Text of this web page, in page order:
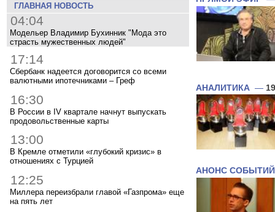
ГЛАВНАЯ НОВОСТЬ
04:04
Модельер Владимир Бухинник "Мода это
страсть мужественных людей"
17:14
Сбербанк надеется договорится со всеми
валютными ипотечниками – Греф
16:30
В России в IV квартале начнут выпускать
продовольственные карты
13:00
В Кремле отметили «глубокий кризис» в
отношениях с Турцией
12:25
Миллера переизбрали главой «Газпрома» еще
на пять лет
АНАЛИТИКА —
АНОНС СОБЫТИЙ